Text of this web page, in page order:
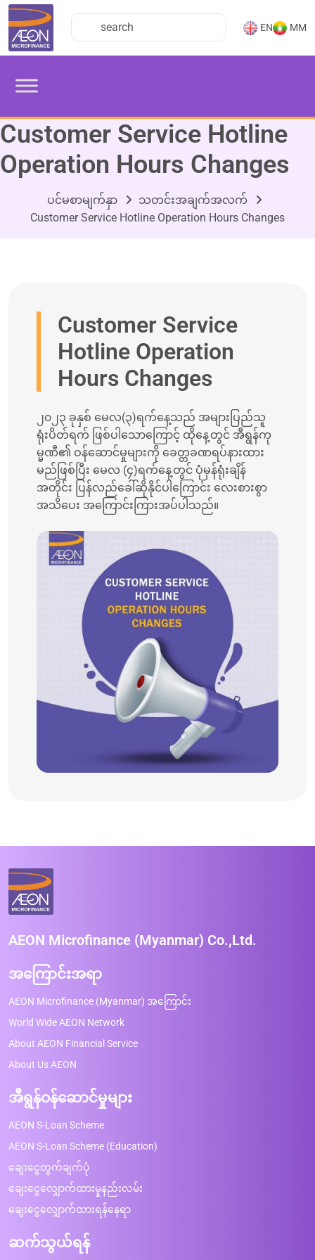
EN MM
Customer Service Hotline
Operation Hours Changes
ပင်မစာမျက်နှာ
သတင်းအချက်အလက်
Customer Service Hotline Operation Hours Changes
Customer Service
Hotline Operation
Hours Changes
၂၀၂၃ ခုနှစ် မေလ(၃)ရက်နေ့သည် အများပြည်သူ
ရုံးပိတ်ရက် ဖြစ်ပါသောကြောင့် ထိုနေ့တွင် အီရွန်ကု
မ္မဏီ၏ ဝန်ဆောင်မှုများကို ခေတ္တခဏရပ်နားထား
မည်ဖြစ်ပြီး မေလ (၄)ရက်နေ့တွင် ပုံမှန်ရုံးချိန်
အတိုင်း ပြန်လည်ခေါ်ဆိုနိုင်ပါကြောင်း လေးစားစွာ
အသိပေး အကြောင်းကြားအပ်ပါသည်။
AEON Microfinance (Myanmar) Co.,Ltd.
အကြောင်းအရာ
AEON Microfinance (Myanmar) အကြောင်း
World Wide AEON Network
About AEON Financial Service
About Us AEON
အီရွန်ဝန်ဆောင်မှုများ
AEON S-Loan Scheme
AEON S-Loan Scheme (Education)
ချေးငွေတွက်ချက်ပုံ
ချေးငွေလျှောက်ထားမှုနည်းလမ်း
ချေးငွေလျှောက်ထားရန်နေရာ
ဆက်သွယ်ရန်